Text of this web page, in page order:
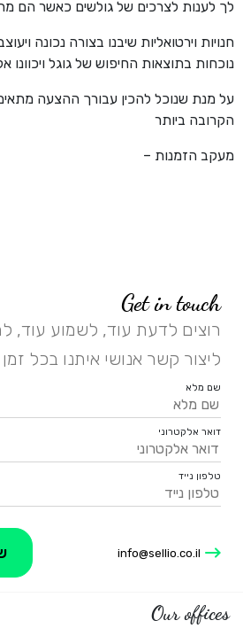
לך לענות לצרכים של גולשים כאשר הם
חנויות וירטואליות שיבנו בצורה נכונה
נוכחות בתוצאות החיפוש של גוגל ויכוונו
על מנת שנוכל להכין עבורך ההצעה
הקרובה ביותר
מעקב הזמנות –
Get in touch
רוצים לדעת עוד, לשמוע עוד,
ליצור קשר אנושי איתנו בכל
שם מלא
דואר אלקטרוני
טלפון נייד
info@sellio.co.il
Our offices